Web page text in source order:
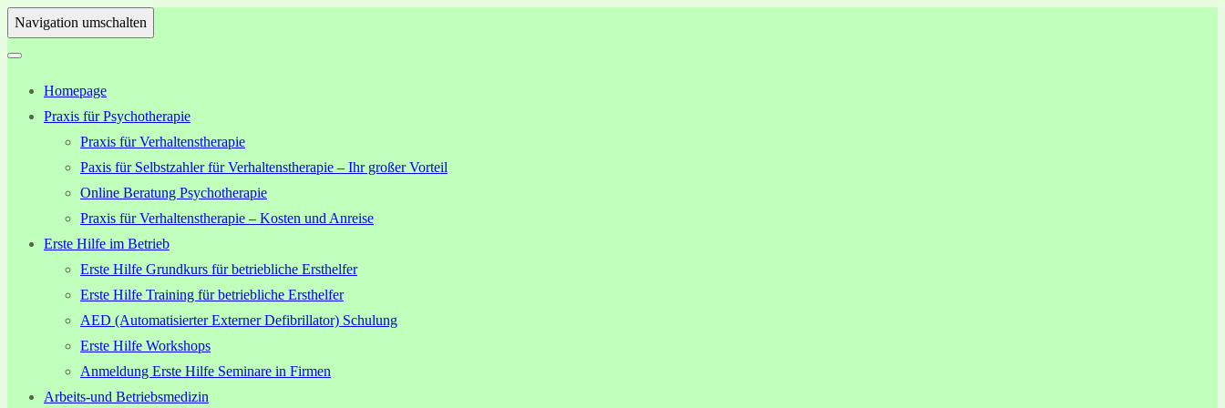
Navigation umschalten
Homepage
Praxis für Psychotherapie
Praxis für Verhaltenstherapie
Paxis für Selbstzahler für Verhaltenstherapie – Ihr großer Vorteil
Online Beratung Psychotherapie
Praxis für Verhaltenstherapie – Kosten und Anreise
Erste Hilfe im Betrieb
Erste Hilfe Grundkurs für betriebliche Ersthelfer
Erste Hilfe Training für betriebliche Ersthelfer
AED (Automatisierter Externer Defibrillator) Schulung
Erste Hilfe Workshops
Anmeldung Erste Hilfe Seminare in Firmen
Arbeits-und Betriebsmedizin